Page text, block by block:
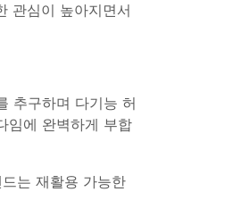
관심이 높아지면서
추구하며 다기능 허
임에 완벽하게 부합
는 재활용 가능한